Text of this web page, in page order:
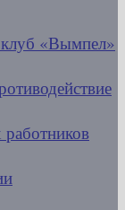
«Вымпел»
работников